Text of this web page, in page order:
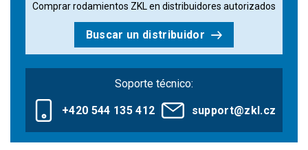
Comprar rodamientos ZKL en distribuidores autorizados
Buscar un distribuidor
Soporte técnico:
+420 544 135 412 support@zkl.cz